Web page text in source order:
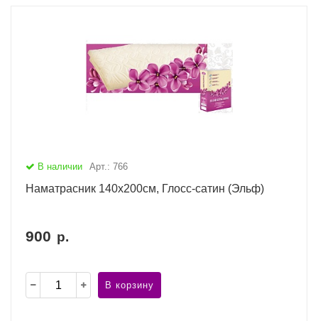
В наличии Арт.: 766
Наматрасник 140х200см, Глосс-сатин (Эльф)
900 р.
В корзину